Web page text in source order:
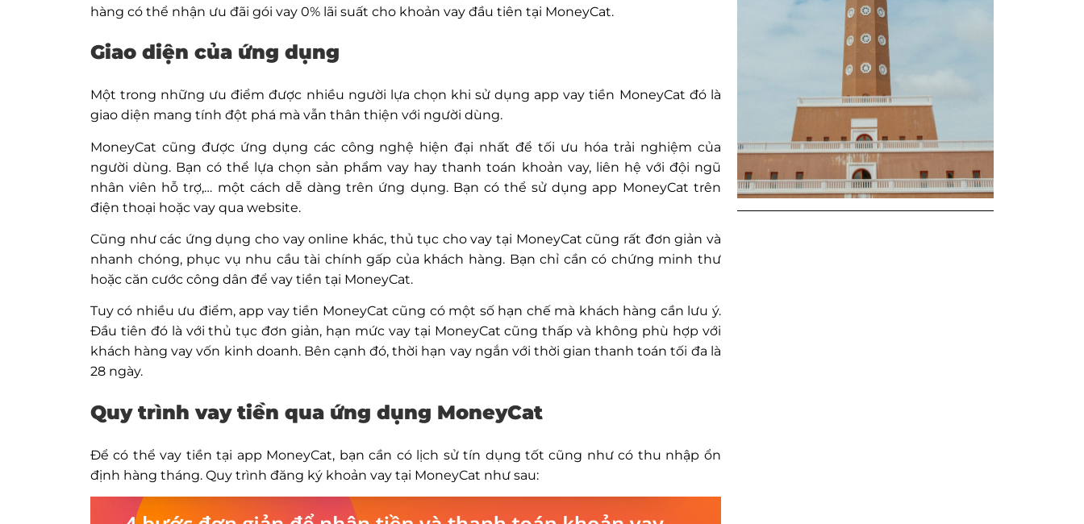
hàng có thể nhận ưu đãi gói vay 0% lãi suất cho khoản vay đầu tiên tại MoneyCat.
Giao diện của ứng dụng
Một trong những ưu điểm được nhiều người lựa chọn khi sử dụng app vay tiền MoneyCat đó là
giao diện mang tính đột phá mà vẫn thân thiện với người dùng.
MoneyCat cũng được ứng dụng các công nghệ hiện đại nhất để tối ưu hóa trải nghiệm của
người dùng. Bạn có thể lựa chọn sản phẩm vay hay thanh toán khoản vay, liên hệ với đội ngũ
nhân viên hỗ trợ,… một cách dễ dàng trên ứng dụng. Bạn có thể sử dụng app MoneyCat trên
điện thoại hoặc vay qua website.
Cũng như các ứng dụng cho vay online khác, thủ tục cho vay tại MoneyCat cũng rất đơn giản và
nhanh chóng, phục vụ nhu cầu tài chính gấp của khách hàng. Bạn chỉ cần có chứng minh thư
hoặc căn cước công dân để vay tiền tại MoneyCat.
Tuy có nhiều ưu điểm, app vay tiền MoneyCat cũng có một số hạn chế mà khách hàng cần lưu ý.
Đầu tiên đó là với thủ tục đơn giản, hạn mức vay tại MoneyCat cũng thấp và không phù hợp với
khách hàng vay vốn kinh doanh. Bên cạnh đó, thời hạn vay ngắn với thời gian thanh toán tối đa là
28 ngày.
Quy trình vay tiền qua ứng dụng MoneyCat
Để có thể vay tiền tại app MoneyCat, bạn cần có lịch sử tín dụng tốt cũng như có thu nhập ổn
định hàng tháng. Quy trình đăng ký khoản vay tại MoneyCat như sau: